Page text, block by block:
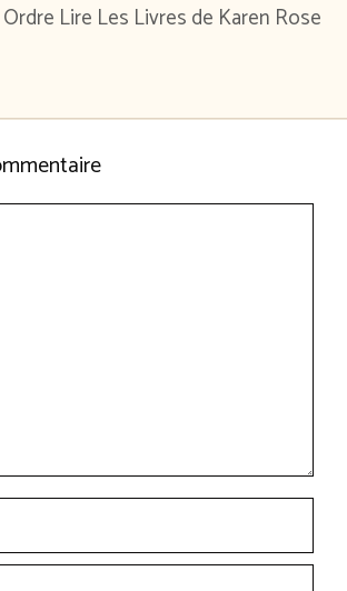
Lire Les Livres de Karen Rose